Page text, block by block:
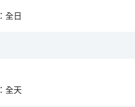
： 全日
： 全天